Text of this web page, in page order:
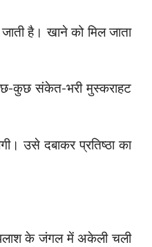
है। खाने को मिल जाता
कुछ संकेत-भरी मुस्कराहट
उसे दबाकर प्रतिष्ठा का
पलाश के जंगल में अकेली चली